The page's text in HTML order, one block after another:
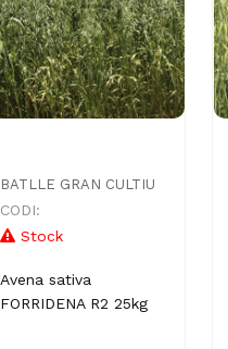
BATLLE GRAN CULTIU
CODI:
Stock
Avena sativa
FORRIDENA R2 25kg